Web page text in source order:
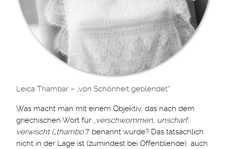
Leica Thambar – „von Schönheit geblendet“
Was macht man mit einem Objektiv, das nach dem
griechischen Wort für „verschwommen, unscharf,
verwischt („thambo“)“ benannt wurde? Das tatsächlich
nicht in der Lage ist (zumindest bei Offenblende), auch